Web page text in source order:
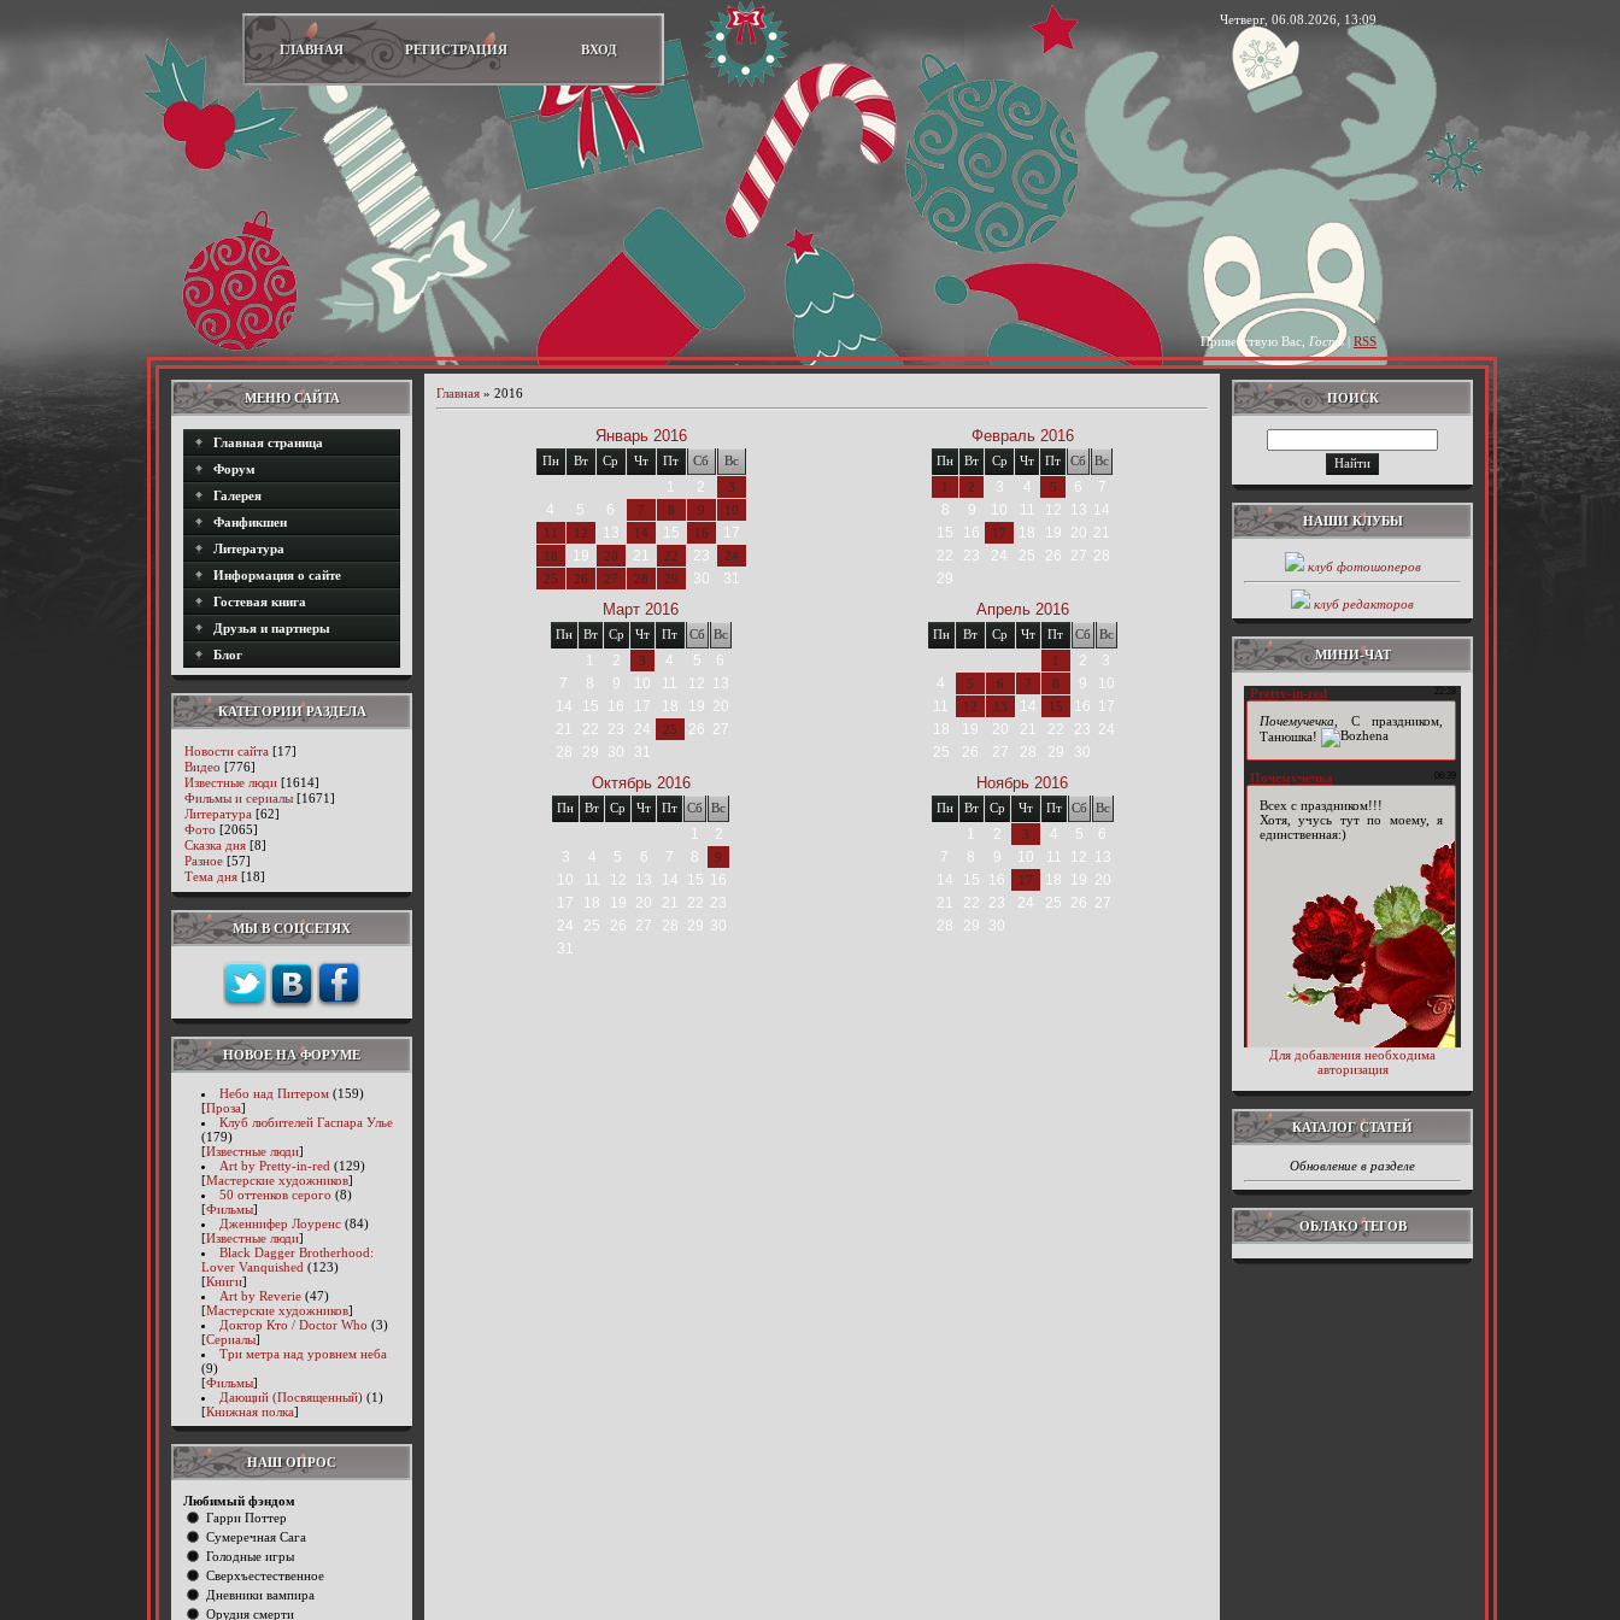
ГЛАВНАЯ РЕГИСТРАЦИЯ ВХОД
Четверг, 06.08.2026, 13:09
Приветствую Вас Гость| RSS
МЕНЮ САЙТА
Главная страница
Форум
Галерея
Фанфикшен
Литература
Информация о сайте
Гостевая книга
Друзья и партнеры
Блог
КАТЕГОРИИ РАЗДЕЛА
Новости сайта [17]
Видео [776]
Известные люди [1614]
Фильмы и сериалы [1671]
Литература [62]
Фото [2065]
Сказка дня [8]
Разное [57]
Тема дня [18]
МЫ В СОЦСЕТЯХ
НОВОЕ НА ФОРУМЕ
Небо над Питером (159)
[Проза]
Клуб любителей Гаспара Улье
(179)
[Известные люди]
Art by Pretty-in-red (129)
[Мастерские художников]
50 оттенков серого (8)
[Фильмы]
Дженнифер Лоуренс (84)
[Известные люди]
Black Dagger Brotherhood:
Lover Vanquished (123)
[Книги]
Art by Reverie (47)
[Мастерские художников]
Доктор Кто / Doctor Who (3)
[Сериалы]
Три метра над уровнем неба
(9)
[Фильмы]
Дающий (Посвященный) (1)
[Книжная полка]
НАШ ОПРОС
Любимый фэндом
Гарри Поттер
Сумеречная Сага
Голодные игры
Сверхъестественное
Дневники вампира
Орудия смерти
Главная » 2016
Январь 2016
Пн Вт Ср Чт Пт Сб Вс
1 2 3
4 5 6 7 8 9
10
11
12 13 14 15 16 17
18 19 20 21 22 23
24
25
26 27 28 29 30 31
Февраль 2016
Пн Вт Ср Чт Пт Сб Вс
1
2 3 4 5 6
7
8
9 10 11 12 13 14
15
16 17 18 19 20 21
22
23 24 25 26 27 28
29
Март 2016
Пн Вт Ср Чт Пт Сб Вс
1 2 3 4 5
6
7
8 9 10 11 12 13
14
15 16 17 18 19 20
21
22 23 24 25 26 27
28
29 30 31
Апрель 2016
Пн Вт Ср Чт Пт Сб
Вс
1
2
3
4
5 6 7 8 9
10
11
12 13 14 15 16 17
18
19 20 21 22 23 24
25
26 27 28 29 30
Октябрь 2016
Пн Вт Ср Чт Пт Сб Вс
1
2
3
4 5 6 7 8 9
10 11 12 13 14 15 16
17
18 19 20 21 22 23
24
25 26 27 28 29 30
31
Ноябрь 2016
Пн Вт Ср Чт Пт Сб Вс
1 2 3 4 5
6
7
8 9 10 11 12 13
14
15 16 17 18 19 20
21
22 23 24 25 26 27
28
29 30
ПОИСК
НАШИ КЛУБЫ
клуб фотошоперов
клуб редакторов
МИНИ-ЧАТ
Для добавления необходима
авторизация
КАТАЛОГ СТАТЕЙ
Обновление в разделе
ОБЛАКО ТЕГОВ